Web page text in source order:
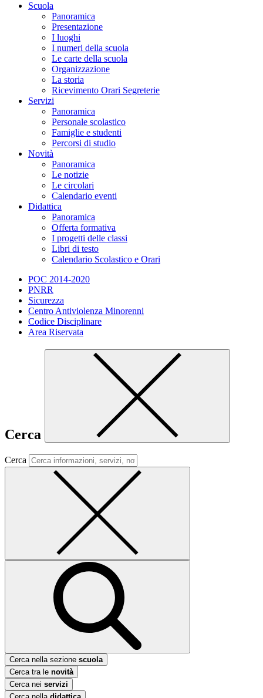
Scuola
Panoramica
Presentazione
I luoghi
I numeri della scuola
Le carte della scuola
Organizzazione
La storia
Ricevimento Orari Segreterie
Servizi
Panoramica
Personale scolastico
Famiglie e studenti
Percorsi di studio
Novità
Panoramica
Le notizie
Le circolari
Calendario eventi
Didattica
Panoramica
Offerta formativa
I progetti delle classi
Libri di testo
Calendario Scolastico e Orari
POC 2014-2020
PNRR
Sicurezza
Centro Antiviolenza Minorenni
Codice Disciplinare
Area Riservata
Cerca
Cerca
Cerca nella sezione scuola
Cerca tra le novità
Cerca nei servizi